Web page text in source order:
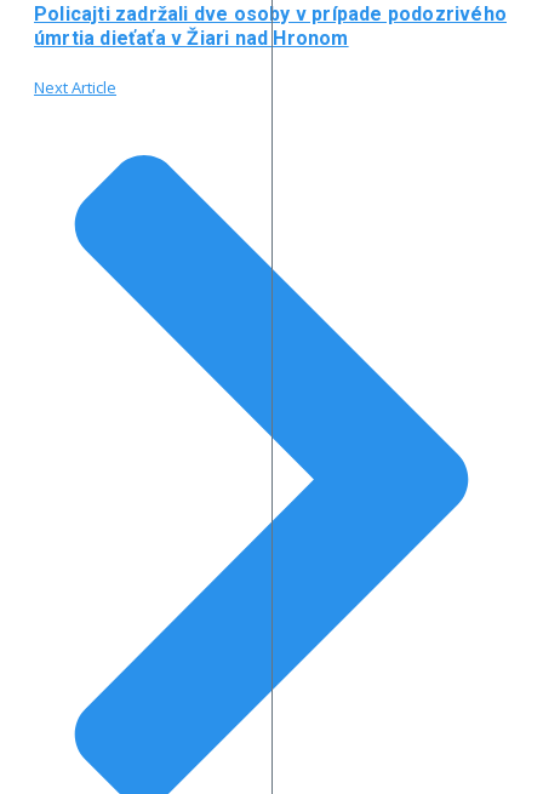
Policajti zadržali dve osoby v prípade podozrivého
úmrtia dieťaťa v Žiari nad Hronom
Next Article